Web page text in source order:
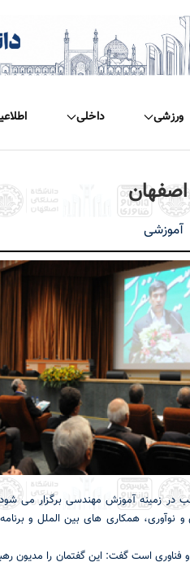
ورزشی داخلی
آموزشی
در زمینه آموزش مهندسی برگزار می
همکاری های بین الملل و
فناوری است گفت: این گفتمان را مدیون